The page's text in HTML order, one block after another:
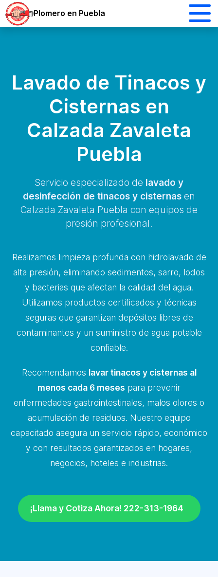
Plomero en Puebla
Lavado de Tinacos y
Cisternas en
Calzada Zavaleta
Puebla
Servicio especializado de lavado y
desinfección de tinacos y cisternas en
Calzada Zavaleta Puebla con equipos de
presión profesional.
Realizamos limpieza profunda con hidrolavado de
alta presión, eliminando sedimentos, sarro, lodos
y bacterias que afectan la calidad del agua.
Utilizamos productos certificados y técnicas
seguras que garantizan depósitos libres de
contaminantes y un suministro de agua potable
confiable.
Recomendamos lavar tinacos y cisternas al
menos cada 6 meses para prevenir
enfermedades gastrointestinales, malos olores o
acumulación de residuos. Nuestro equipo
capacitado asegura un servicio rápido, económico
y con resultados garantizados en hogares,
negocios, hoteles e industrias.
¡Llama y Cotiza Ahora! 222-313-1964